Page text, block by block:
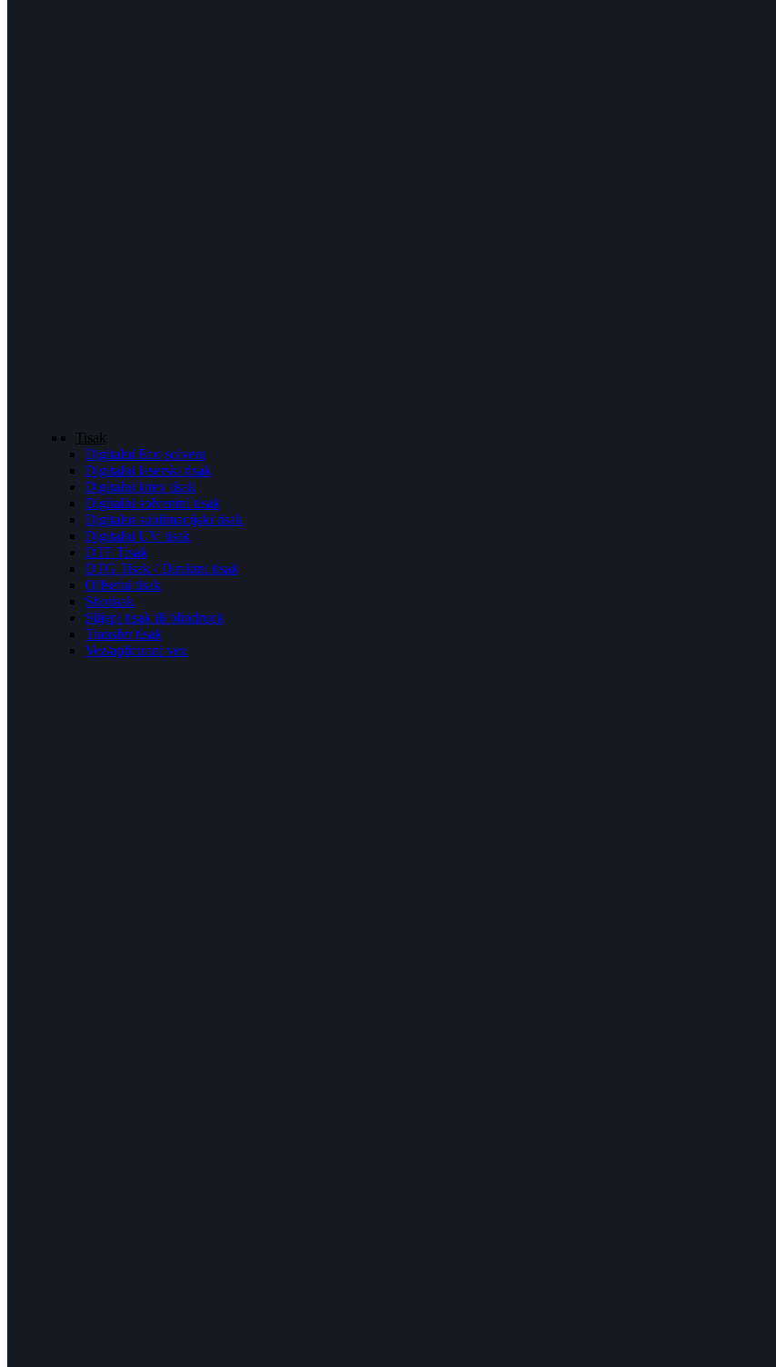
Tisak
Digitalni Eco solvent
Digitalni laserski tisak
Digitalni latex tisak
Digitalni solventni tisak
Digitalni sublimacijski tisak
Digitalni UV tisak
DTF Tisak
DTG Tisak / Direktni tisak
Offsetni tisak
Sitotisak
Slijepi tisak ili blindruck
Transfer tisak
Vez/aplicirani vez